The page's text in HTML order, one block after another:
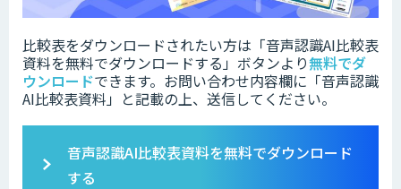
比較表をダウンロードされたい方は「音声認識AI比較表
資料を無料でダウンロードする」ボタンより無料でダ
ウンロードできます。お問い合わせ内容欄に「音声認識
AI比較表資料」と記載の上、送信してください。
音声認識AI比較表資料を無料でダウンロード
する